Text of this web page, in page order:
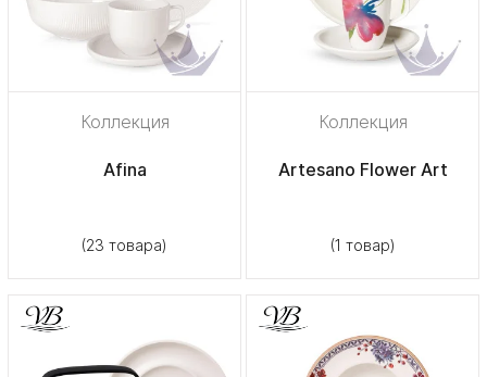
Коллекция
Afina
(23 товара)
Коллекция
Artesano Flower Art
(1 товар)